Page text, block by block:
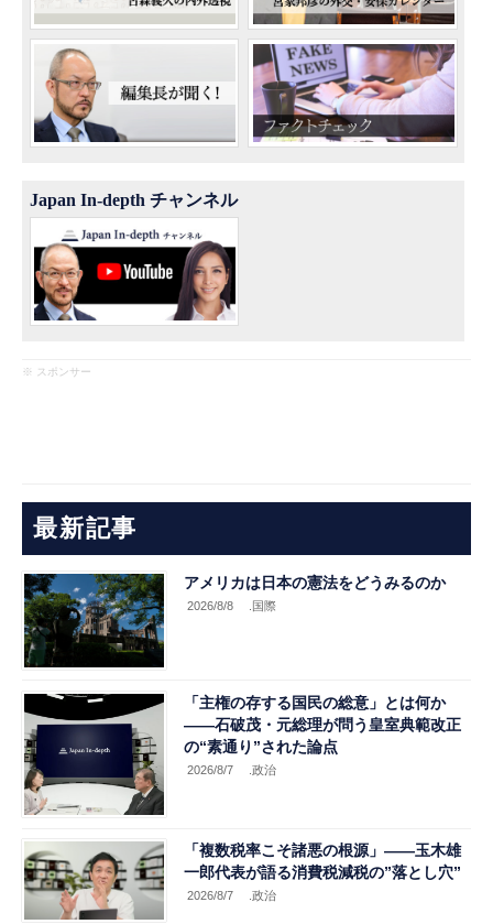
Japan In-depth チャンネル
※ スポンサー
最新記事
アメリカは日本の憲法をどうみるのか
2026/8/8 .国際
「主権の存する国民の総意」とは何か
――石破茂・元総理が問う皇室典範改正
の“素通り”された論点
2026/8/7 .政治
「複数税率こそ諸悪の根源」――玉木雄
一郎代表が語る消費税減税の”落とし穴”
2026/8/7 .政治